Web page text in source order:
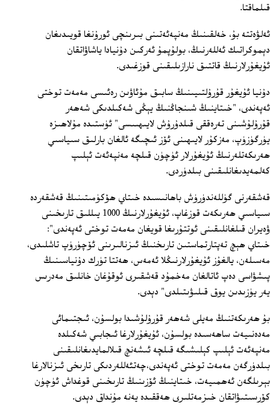
قىلماقتا.
ئەلۋەتتە بۇ، خەلقىنىڭ مەنپەئەتىنى بىرىنچى ئورۇنغا قويىدىغان
دېموكراتىك ئەللەرنىڭ، بولۇپمۇ ئەركىن دۇنيادا ياشاۋاتقان
ئۇيغۇرلارنىڭ قاتتىق نارازىلىقىنى قوزغىدى.
دۇنيا ئۇيغۇر قۇرۇلتىيىنىڭ سابىق مۇئاۋىن رەئىسى مەمەت توختى
ئەپەندى، "خىتاينىڭ شىنجاڭنىڭ يېڭى شەكىلدىكى شەھەر
قۇرۇلۇشىنى تەرەققى قىلدۇرۇش لايىھىىسى" ئۈستىدە مۇلاھىزە
يۈرگۈزۈپ، مەزكۇر لايىھىنى ئۆز ئىچىگە ئالغان بارلىق سىياسىي
ھەرىكەتلەرنىڭ ئۇيغۇرلار ئۈچۈن قىلچە مەنپەئەت ئېلىپ
كەلمەيدىغانلىقىنى بىلدۈردى.
قەشقەرنى گۈللەندۈرۈش باھانىسىدە خىتاي ھۆكۈمىتىنىڭ قەشقەردە
سىياسىي ھەرىكەت قوزغاپ، ئۇيغۇرلارنىڭ 1000 يىللىق تارىخىنى
ۋەيران قىلغانلىقىنى ئوتتۇرىغا قويغان مەمەت توختى ئەپەندى":
خىتاي ھېچ تەپتارتماستىن تارىخنىڭ ئىزنالىرىنى ئۆچۈرۈپ تاشلىدى،
مەسىلەن، يالغۇز ئۇيغۇرلارنىڭلا ئەمەس، ھەتتا تۈرك دۇنياسىنىڭ
پىشۋاسى دەپ ئاتالغان مەخمۇد قەشقىرى ئوقۇغان خانلىق مەدرىس
يەر يۈزىدىن يوق قىلىۋىتىلدى" دېدى.
بۇ ھەرىكەتنىڭ مەيلى شەھەر قۇرۇلۇشىدا بولسۇن، ئىجتىمائى
مەدەنىيەت ساھەسىدە بولسۇن، ئۇيغۇرلارغا ئىجابىي شەكىلدە
مەنپەئەت ئېلىپ كېلىشىگە قىلچە ئىشەنچ قىلالمايدىغانلىقىنى
بىلدۈرگەن مەمەت توختى ئەپەندى،چەتئەللەردىكى تارىخى ئىزنالارغا
بېرىلگەن ئەھمىيەت، خىتاينىڭ ئۆزىنىڭ تارىخىنى قوغداش ئۈچۈن
كۆرسىتىۋاتقان خىزمەتلىرى ھەققىدە يەنە مۇنداق دېدى.